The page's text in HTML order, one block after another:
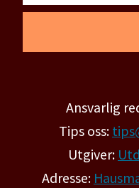
Ansvarlig
Tips oss:
Utgiver:
Adresse: